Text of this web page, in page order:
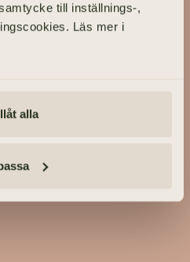
till inställnings-,
Läs mer i
alla
oss